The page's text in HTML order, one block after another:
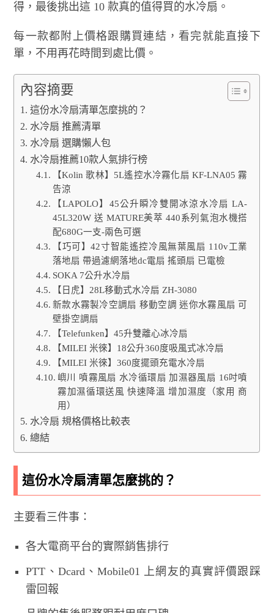
得，最後挑出這 10 款真的值得買的水冷扇。
每一款都附上價格跟購買連結，看完就能直接下
單，不用再花時間到處比價。
內容摘要
這份水冷扇清單怎麼挑的？
水冷扇 推薦清單
水冷扇 選購懶人包
水冷扇推薦10款人氣排行榜
【Kolin 歌林】5L遙控水冷霧化扇 KF-LNA05 霧
告涼
【LAPOLO】45公升瞬冷雙開冰涼水冷扇 LA-
45L320W 送 MATURE美萃 440系列氣泡水機搭
配680G一支-兩色可選
【巧可】42寸智能遙控冷風無葉風扇 110v工業
落地扇 帶過濾網落地dc電扇 搖頭扇 已電檢
SOKA 7公升水冷扇
【日虎】28L移動式水冷扇 ZH-3080
新款水霧製冷空調扇 移動空調 迷你水霧風扇 可
壁掛空調扇
【Telefunken】45升雙離心冰冷扇
【MILEI 米徠】18公升360度吸風式冰冷扇
【MILEI 米徠】360度擺頭充電水冷扇
嶼川 噴霧風扇 水冷循環扇 加濕器風扇 16吋噴
霧加濕循環送風 快速降溫 增加濕度（家用 商
用）
水冷扇 規格價格比較表
總結
這份水冷扇清單怎麼挑的？
主要看三件事：
各大電商平台的實際銷售排行
PTT、Dcard、Mobile01 上網友的真實評價跟踩
雷回報